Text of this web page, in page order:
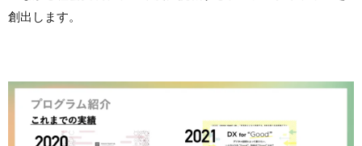
創出します。